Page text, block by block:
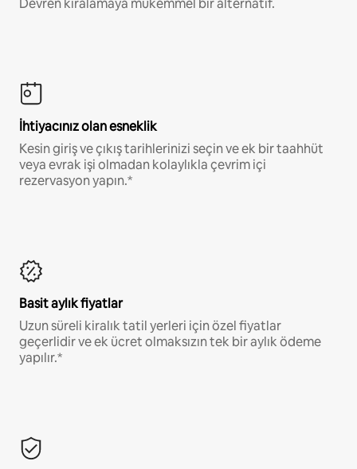
Devren kiralamaya mükemmel bir alternatif.
İhtiyacınız olan esneklik
Kesin giriş ve çıkış tarihlerinizi seçin ve ek bir taahhüt
veya evrak işi olmadan kolaylıkla çevrim içi
rezervasyon yapın.*
Basit aylık fiyatlar
Uzun süreli kiralık tatil yerleri için özel fiyatlar
geçerlidir ve ek ücret olmaksızın tek bir aylık ödeme
yapılır.*